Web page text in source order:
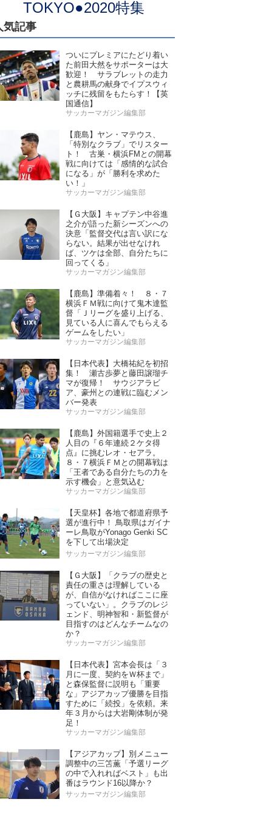
TOKYO●2020特集
気記事
ついにプレミアにたどり着い
た前田大然をサポーターは大
歓迎！ サラブレットの走力
と農耕馬の献身でイプスウィ
ッチに残留をもたらす！【英
国通信】
サッカーマガジン編集部
【鹿島】ヤン・マテウス、
「特別なクラブ」でリスター
ト！ 古巣・横浜FMとの開幕
戦に向けては「感情的な試合
になる」が「勝利を求めた
い！」
サッカーマガジン編集部
【Ｇ大阪】キャプテン中谷進
之介が語った新シーズンへの
決意「監督交代は言い訳にな
らない。結果が出せなけれ
ば、ツケは全部、自分たちに
回ってくる」
サッカーマガジン編集部
【鹿島】準備着々！ ８・７
横浜ＦＭ戦に向けて鬼木達監
督「Ｊリーグを盛り上げる、
見ている人に喜んでもらえる
ゲームをしたい」
サッカーマガジン編集部
【日本代表】大橋祐紀を初招
集！ 瀬古歩夢と藤田譲瑠チ
マが復帰！ サウジアラビ
ア、豪州との連戦に臨むメン
バー発表
サッカーマガジン編集部
【鹿島】外国籍選手で史上２
人目の『６年連続２ケタ得
点』に挑むレオ・セアラ。
８・７横浜ＦＭとの開幕戦は
「王者である自分たちの力を
示す機会」と意気込む
サッカーマガジン編集部
【天皇杯】各地で都道府県予
選が進行中！ 鳥取県はガイナ
ーレ鳥取がYonago Genki SC
を下して出場決定
サッカーマガジン編集部
【Ｇ大阪】「クラブの歴史と
責任の重さは理解している
が、自信がなければここに座
っていない」。クラブのレジ
ェンド、明神智和・新監督が
目指すのはどんなチームなの
か？
サッカーマガジン編集部
【日本代表】宮本会長は「３
月に一度、契約をＷ杯まで」
と森保監督に説明も「重要
な」アジアカップ優勝を目指
すために「続投」を依頼。来
年３月からは大岩剛体制が発
足！
サッカーマガジン編集部
【アジアカップ】別メニュー
調整中の三笘薫「予選リーグ
の中で入れればベスト」も出
番はラウンド16以降か？
サッカーマガジン編集部